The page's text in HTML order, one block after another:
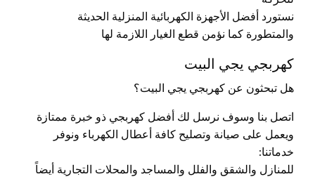
نستورد أفضل الأجهزة الكهربائية المنزلية الحديثة
والمتطورة كما نؤمن قطع الغيار اللازمة لها
كهربجي يجي البيت
هل تبحثون عن كهربجي يجي البيت؟
اتصل بنا وسوف نرسل لك أفضل كهربجي ذو خبرة ممتازة
ويعمل على صيانة وتصليح كافة أعطال الكهرباء ونوفر
خدماتنا:
للمنازل والشقق والفلل والمساجد والمحلات التجارية أيضاً